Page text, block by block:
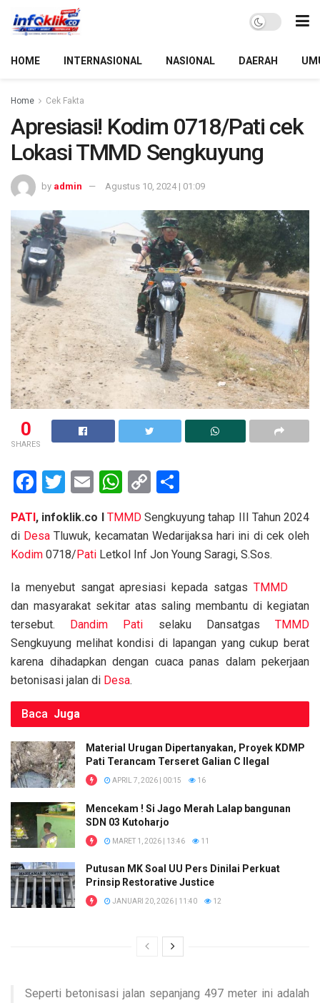
HOME INTERNASIONAL NASIONAL DAERAH
Home Cek Fakta
Apresiasi! Kodim 0718/Pati cek
Lokasi TMMD Sengkuyung
by admin Agustus 10, 2024 | 01:09
0
SHARES
F
ce
b
o
k
T
tt
er
E
ail
W
at
s
p
p
C
py
Li
k
ar
e
PATI , infoklik.co I TMMDSengkuyung tahap III Tahun 2024
di Desa Tluwuk, kecamatan Wedarijaksa hari ini di cek oleh
Kodim 0718/ Pati Letkol Inf Jon Young Saragi, S.Sos.
Ia menyebut sangat apresiasi kepada satgas TMMD
dan masyarakat sekitar atas saling membantu di kegiatan
tersebut.
Dandim Pati selaku DansatgasTMMD
Sengkuyung melihat kondisi di lapangan yang cukup berat
karena dihadapkan dengan cuaca panas dalam pekerjaan
betonisasi jalan di Desa.
Baca Juga
Material Urugan Dipertanyakan, Proyek KDMP
Pati Terancam Terseret Galian C Ilegal
APRIL 7, 2026 | 00:15 16
Mencekam ! Si Jago Merah Lalap bangunan
SDN 03 Kutoharjo
MARET 1, 2026 | 13:46 11
Putusan MK Soal UU Pers Dinilai Perkuat
Prinsip Restorative Justice
JANUARI 20, 2026 | 11:40 12
Seperti betonisasi jalan sepanjang 497 meter ini adalah